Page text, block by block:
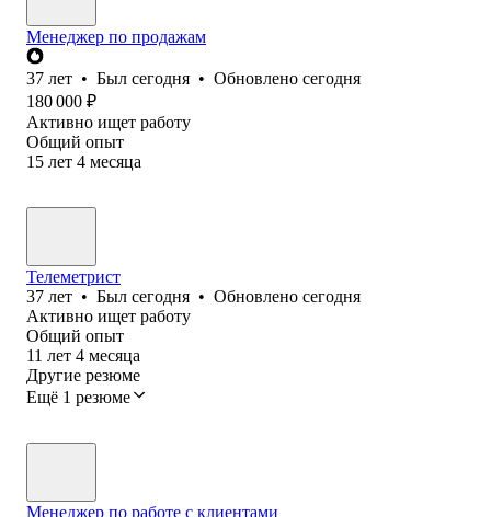
Менеджер по продажам
37 лет • Был сегодня • Обновлено сегодня
180 000 ₽
Активно ищет работу
Общий опыт
15 лет 4 месяца
Телеметрист
37 лет • Был сегодня • Обновлено сегодня
Активно ищет работу
Общий опыт
11 лет 4 месяца
Другие резюме
Ещё 1 резюме
Менеджер по работе с клиентами